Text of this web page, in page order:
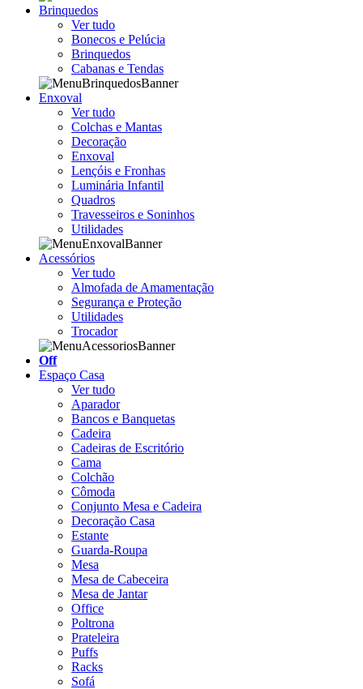
Brinquedos
Ver tudo
Bonecos e Pelúcia
Brinquedos
Cabanas e Tendas
Enxoval
Ver tudo
Colchas e Mantas
Decoração
Enxoval
Lençóis e Fronhas
Luminária Infantil
Quadros
Travesseiros e Soninhos
Utilidades
Acessórios
Ver tudo
Almofada de Amamentação
Segurança e Proteção
Utilidades
Trocador
Off
Espaço Casa
Ver tudo
Aparador
Bancos e Banquetas
Cadeira
Cadeiras de Escritório
Cama
Colchão
Cômoda
Conjunto Mesa e Cadeira
Decoração Casa
Estante
Guarda-Roupa
Mesa
Mesa de Cabeceira
Mesa de Jantar
Office
Poltrona
Prateleira
Puffs
Racks
Sofá